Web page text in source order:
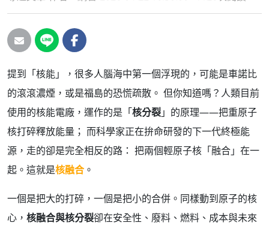
提到「核能」，很多人腦海中第一個浮現的，可能是車諾比
的滾滾濃煙，或是福島的恐慌疏散。 但你知道嗎？人類目前
使用的核能電廠，運作的是「核分裂」的原理——把重原子
核打碎釋放能量； 而科學家正在拚命研發的下一代終極能
源，走的卻是完全相反的路： 把兩個輕原子核「融合」在一
起。這就是核融合 。
一個是把大的打碎，一個是把小的合併。同樣動到原子的核
心， 核融合與核分裂卻在安全性、廢料、燃料、成本與未來